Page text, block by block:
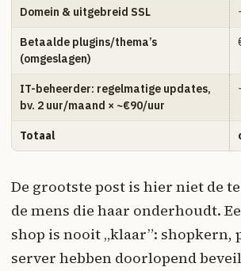
Domein & uitgebreid SSL
Betaalde plugins/thema’s
(omgeslagen)
IT-beheerder: regelmatige updates,
bv. 2 uur/maand × ~€90/uur
Totaal
De grootste post is hier niet de
de mens die haar onderhoudt.
shop is nooit „klaar”: shopkern,
server hebben doorlopend